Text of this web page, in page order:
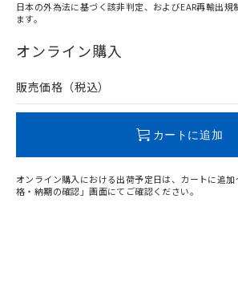
在庫等で未対応品が混在する可能性があ
問い合わせください。
日本の外為法に基づく該非判定、およびEAR再輸出規
ます。
オンライン購入
販売価格（税込）
カートに追加
オンライン購入における出荷予定日は、カートに追
格・納期の確認」画面にてご確認ください。